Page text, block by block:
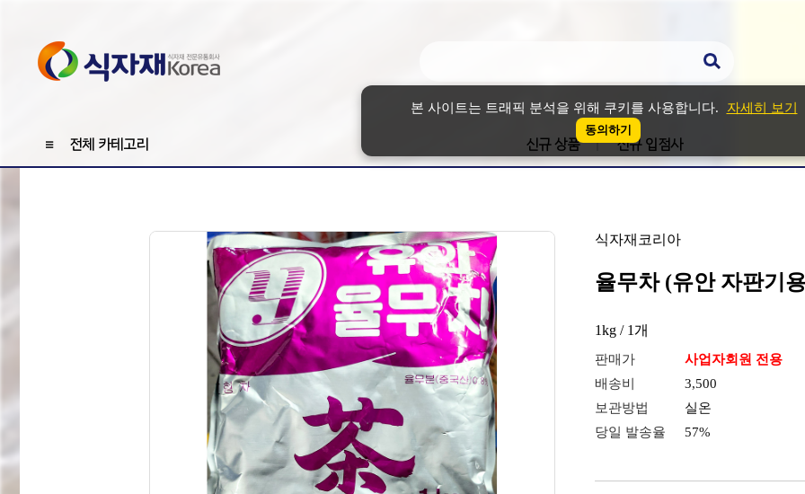
본 사이트는 트래픽 분석을 위해 쿠키를 사용합니다. 자세히 보기
동의하기
≡ 전체 카테고리 신규 상품 신규 입점사
식자재코리아
율무차 (유안 자판기
1kg / 1개
판매가
사업자회원 전용
배송비
3,500
보관방법
실온
당일 발송율
57%